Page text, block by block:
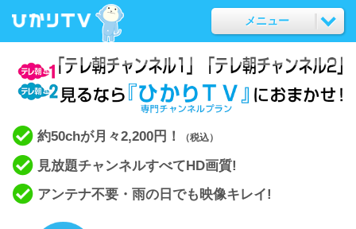
メニュー
約50chが月々2,200円！ （税込）
見放題チャンネルすべてHD画質!
アンテナ不要・雨の日でも映像キレイ!